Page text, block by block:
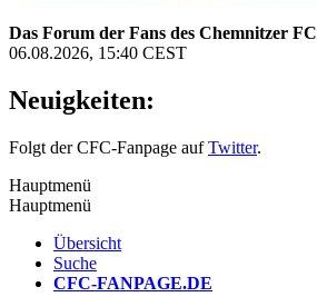
Das Forum der Fans des Chemnitzer FC
06.08.2026, 15:40 CEST
Neuigkeiten:
Folgt der CFC-Fanpage aufTwitter.
Hauptmenü
Hauptmenü
Übersicht
Suche
CFC-FANPAGE.DE